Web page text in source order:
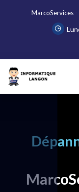
MarcoServices